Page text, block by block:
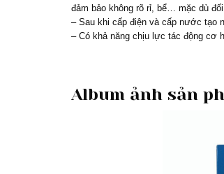
đảm bảo không rõ rỉ, bể… mặc dù
– Sau khi cấp điện và cấp nước tạo
– Có khả năng chịu lực tác động cơ
Album ảnh sản